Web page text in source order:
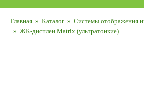
Главная » Каталог » Системы отображения
» ЖК-дисплеи Matrix (ультратонкие)